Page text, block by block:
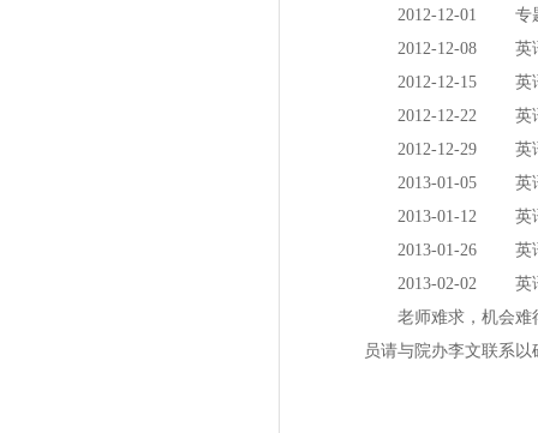
2012-12-01 专
2012-12-08 英
2012-12-15 英
2012-12-22 英
2012-12-29 英
2013-01-05 英
2013-01-12 英
2013-01-26 英
2013-02-02 英
老师难求，机会难得
员请与院办李文联系